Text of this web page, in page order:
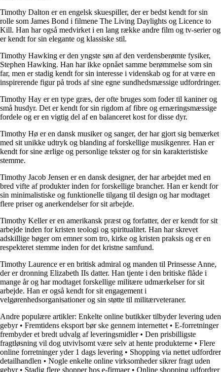
Timothy Dalton er en engelsk skuespiller, der er bedst kendt for sin
rolle som James Bond i filmene The Living Daylights og Licence to
Kill. Han har også medvirket i en lang række andre film og tv-serier og
er kendt for sin elegante og klassiske stil.
Timothy Hawking er den yngste søn af den verdensberømte fysiker,
Stephen Hawking. Han har ikke opnået samme berømmelse som sin
far, men er stadig kendt for sin interesse i videnskab og for at være en
inspirerende figur på trods af sine egne sundhedsmæssige udfordringer.
Timothy Hay er en type græs, der ofte bruges som foder til kaniner og
små husdyr. Det er kendt for sin rigdom af fibre og ernæringsmæssige
fordele og er en vigtig del af en balanceret kost for disse dyr.
Timothy Hø er en dansk musiker og sanger, der har gjort sig bemærket
med sit unikke udtryk og blanding af forskellige musikgenrer. Han er
kendt for sine ærlige og personlige tekster og for sin karakteristiske
stemme.
Timothy Jacob Jensen er en dansk designer, der har arbejdet med en
bred vifte af produkter inden for forskellige brancher. Han er kendt for
sin minimalistiske og funktionelle tilgang til design og har modtaget
flere priser og anerkendelser for sit arbejde.
Timothy Keller er en amerikansk præst og forfatter, der er kendt for sit
arbejde inden for kristen teologi og spiritualitet. Han har skrevet
adskillige bøger om emner som tro, kirke og kristen praksis og er en
respekteret stemme inden for det kristne samfund.
Timothy Laurence er en britisk admiral og manden til Prinsesse Anne,
der er dronning Elizabeth IIs datter. Han tjente i den britiske flåde i
mange år og har modtaget forskellige militære udmærkelser for sit
arbejde. Han er også kendt for sit engagement i
velgørenhedsorganisationer og sin støtte til militærveteraner.
Andre populære artikler: Enkelte online butikker tilbyder levering uden
gebyr• Fremtidens eksport bør ske gennem internettet • E-forretninger
frembyder et bredt udvalg af leveringsmidler• Den prisbilligste
fragtløsning vil dog utvivlsomt være selv at hente produkterne • Flere
online forretninger yder 1 dags levering • Shopping via nettet udfordrer
detailhandlen • Nogle enkelte online virksomheder sikrer fragt uden
gebyr• Stadig flere shopper hos e-firmaer• Online shopping udfordrer